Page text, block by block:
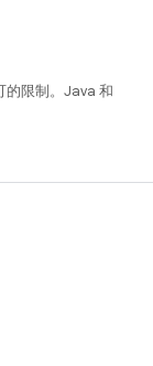
的限制。Java 和